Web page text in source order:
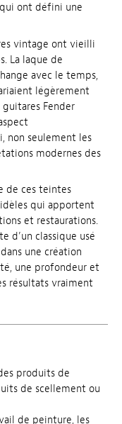
ont défini une
vintage ont vieilli
La laque de
avec le temps,
légèrement
guitares Fender
non seulement les
modernes des
de ces teintes
qui apportent
et restaurations.
d’un classique usé
une création
une profondeur et
résultats vraiment
produits de
de scellement ou
de peinture, les